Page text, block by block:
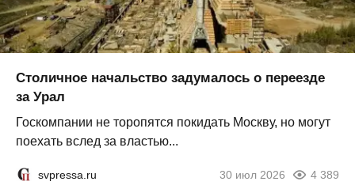
Столичное начальство задумалось о переезде
за Урал
Госкомпании не торопятся покидать Москву, но могут
поехать вслед за властью...
svpressa.ru 30 июл 2026 4 389